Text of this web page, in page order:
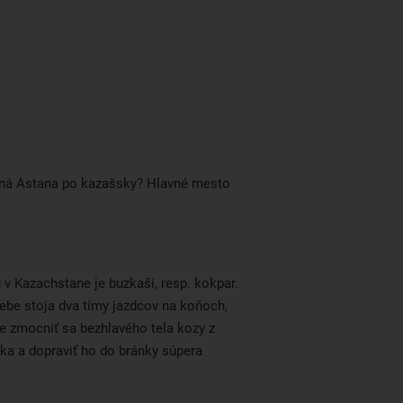
Astana po kazašsky? Hlavné mesto
Kazachstane je buzkaši, resp. kokpar.
stoja dva tímy jazdcov na koňoch,
zmocniť sa bezhlavého tela kozy z
a dopraviť ho do bránky súpera